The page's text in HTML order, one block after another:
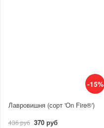
-15%
Лавровишня (сорт 'On Fire®')
436 руб 370 руб